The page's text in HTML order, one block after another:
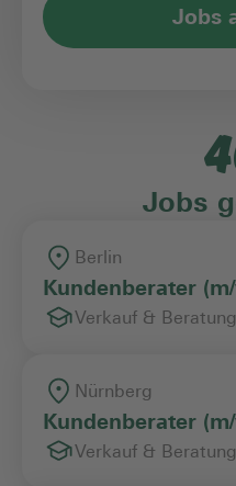
Vertragsart
Jobs
Jobs
Berlin
Kundenberater
Verkauf &
Nürnberg
Kundenberater
Verkauf &